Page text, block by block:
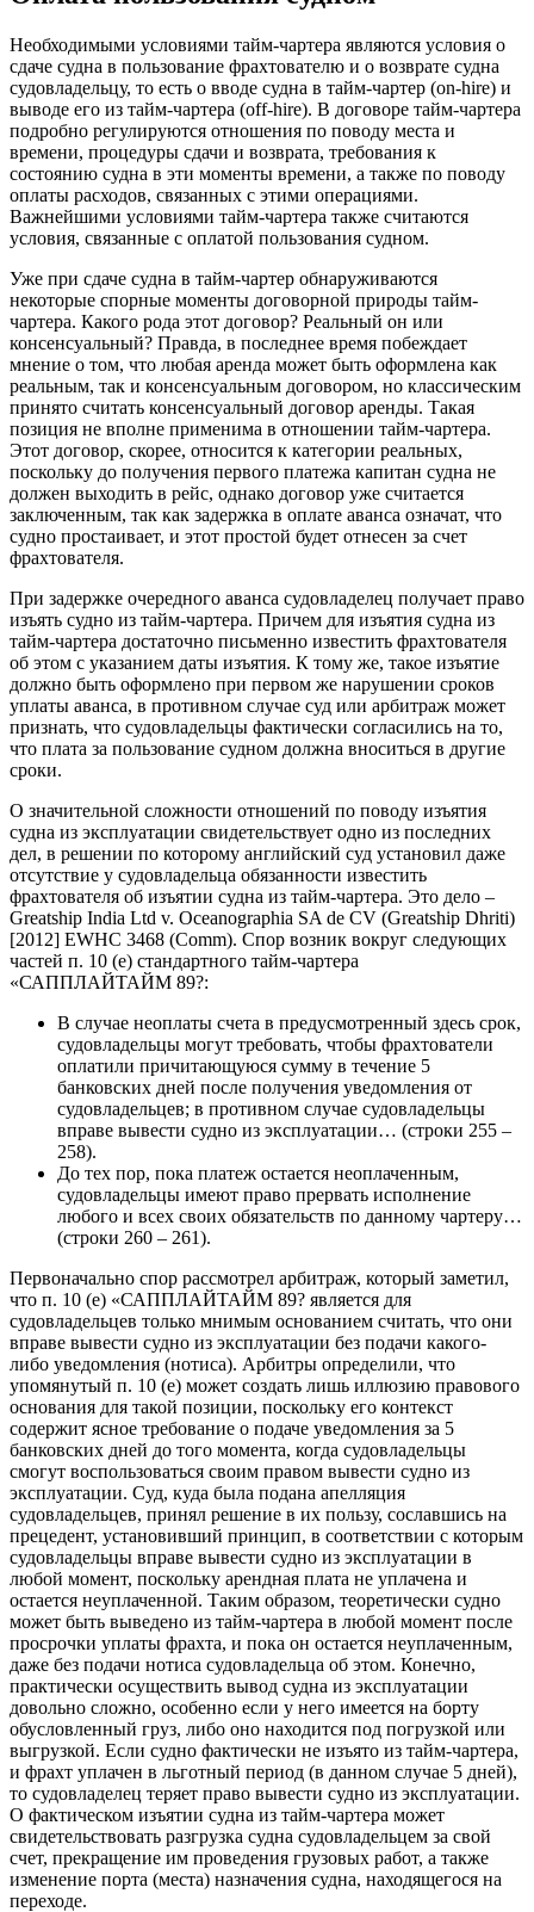
Необходимыми условиями тайм-чартера являются условия о
сдаче судна в пользование фрахтователю и о возврате судна
судовладельцу, то есть о вводе судна в тайм-чартер (on-hire) и
выводе его из тайм-чартера (off-hire). В договоре тайм-чартера
подробно регулируются отношения по поводу места и
времени, процедуры сдачи и возврата, требования к
состоянию судна в эти моменты времени, а также по поводу
оплаты расходов, связанных с этими операциями.
Важнейшими условиями тайм-чартера также считаются
условия, связанные с оплатой пользования судном.
Уже при сдаче судна в тайм-чартер обнаруживаются
некоторые спорные моменты договорной природы тайм-
чартера. Какого рода этот договор? Реальный он или
консенсуальный? Правда, в последнее время побеждает
мнение о том, что любая аренда может быть оформлена как
реальным, так и консенсуальным договором, но классическим
принято считать консенсуальный договор аренды. Такая
позиция не вполне применима в отношении тайм-чартера.
Этот договор, скорее, относится к категории реальных,
поскольку до получения первого платежа капитан судна не
должен выходить в рейс, однако договор уже считается
заключенным, так как задержка в оплате аванса означат, что
судно простаивает, и этот простой будет отнесен за счет
фрахтователя.
При задержке очередного аванса судовладелец получает право
изъять судно из тайм-чартера. Причем для изъятия судна из
тайм-чартера достаточно письменно известить фрахтователя
об этом с указанием даты изъятия. К тому же, такое изъятие
должно быть оформлено при первом же нарушении сроков
уплаты аванса, в противном случае суд или арбитраж может
признать, что судовладельцы фактически согласились на то,
что плата за пользование судном должна вноситься в другие
сроки.
О значительной сложности отношений по поводу изъятия
судна из эксплуатации свидетельствует одно из последних
дел, в решении по которому английский суд установил даже
отсутствие у судовладельца обязанности известить
фрахтователя об изъятии судна из тайм-чартера. Это дело –
Greatship India Ltd v. Oceanographia SA de CV (Greatship Dhriti)
[2012] EWHC 3468 (Comm). Спор возник вокруг следующих
частей п. 10 (е) стандартного тайм-чартера
«САППЛАЙТАЙМ 89?:
В случае неоплаты счета в предусмотренный здесь срок,
судовладельцы могут требовать, чтобы фрахтователи
оплатили причитающуюся сумму в течение 5
банковских дней после получения уведомления от
судовладельцев; в противном случае судовладельцы
вправе вывести судно из эксплуатации… (строки 255 –
258).
До тех пор, пока платеж остается неоплаченным,
судовладельцы имеют право прервать исполнение
любого и всех своих обязательств по данному чартеру…
(строки 260 – 261).
Первоначально спор рассмотрел арбитраж, который заметил,
что п. 10 (е) «САППЛАЙТАЙМ 89? является для
судовладельцев только мнимым основанием считать, что они
вправе вывести судно из эксплуатации без подачи какого-
либо уведомления (нотиса). Арбитры определили, что
упомянутый п. 10 (е) может создать лишь иллюзию правового
основания для такой позиции, поскольку его контекст
содержит ясное требование о подаче уведомления за 5
банковских дней до того момента, когда судовладельцы
смогут воспользоваться своим правом вывести судно из
эксплуатации. Суд, куда была подана апелляция
судовладельцев, принял решение в их пользу, сославшись на
прецедент, установивший принцип, в соответствии с которым
судовладельцы вправе вывести судно из эксплуатации в
любой момент, поскольку арендная плата не уплачена и
остается неуплаченной. Таким образом, теоретически судно
может быть выведено из тайм-чартера в любой момент после
просрочки уплаты фрахта, и пока он остается неуплаченным,
даже без подачи нотиса судовладельца об этом. Конечно,
практически осуществить вывод судна из эксплуатации
довольно сложно, особенно если у него имеется на борту
обусловленный груз, либо оно находится под погрузкой или
выгрузкой. Если судно фактически не изъято из тайм-чартера,
и фрахт уплачен в льготный период (в данном случае 5 дней),
то судовладелец теряет право вывести судно из эксплуатации.
О фактическом изъятии судна из тайм-чартера может
свидетельствовать разгрузка судна судовладельцем за свой
счет, прекращение им проведения грузовых работ, а также
изменение порта (места) назначения судна, находящегося на
переходе.